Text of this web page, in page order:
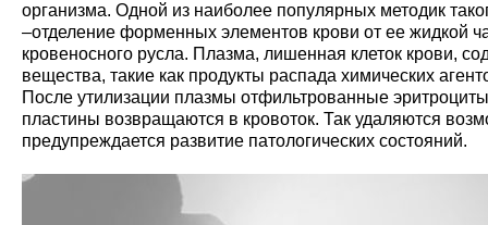
организма. Одной из наиболее популярных методик
–отделение форменных элементов крови от ее жидкой
кровеносного русла. Плазма, лишенная клеток крови,
вещества, такие как продукты распада химических
После утилизации плазмы отфильтрованные
пластины возвращаются в кровоток. Так удаляются
предупреждается развитие патологических состояний.